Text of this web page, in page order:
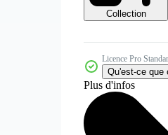
Collection
Licence Pro
Qu'est-ce que
Plus d'infos